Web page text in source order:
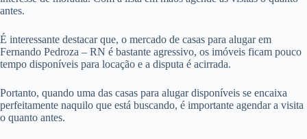
antes.
É interessante destacar que, o mercado de casas para alugar em
Fernando Pedroza – RN é bastante agressivo, os imóveis ficam pouco
tempo disponíveis para locação e a disputa é acirrada.
Portanto, quando uma das casas para alugar disponíveis se encaixa
perfeitamente naquilo que está buscando, é importante agendar a visita
o quanto antes.